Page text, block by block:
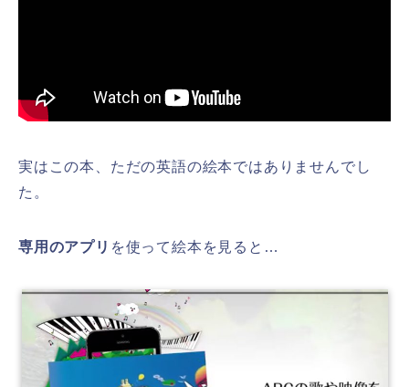
実はこの本、ただの英語の絵本ではありませんでし
た。
専用のアプリ を使って絵本を見ると…